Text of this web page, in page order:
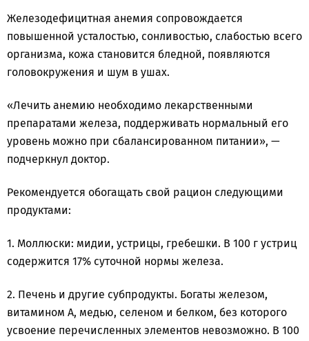
Железодефицитная анемия сопровождается
повышенной усталостью, сонливостью, слабостью всего
организма, кожа становится бледной, появляются
головокружения и шум в ушах.
«Лечить анемию необходимо лекарственными
препаратами железа, поддерживать нормальный его
уровень можно при сбалансированном питании», —
подчеркнул доктор.
Рекомендуется обогащать свой рацион следующими
продуктами:
1. Моллюски: мидии, устрицы, гребешки. В 100 г устриц
содержится 17% суточной нормы железа.
2. Печень и другие субпродукты. Богаты железом,
витамином А, медью, селеном и белком, без которого
усвоение перечисленных элементов невозможно. В 100